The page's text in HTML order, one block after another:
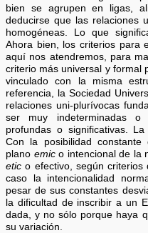
bien se agrupen en ligas,
deducirse que las relaciones
homogéneas. Lo que
Ahora bien, los criterios para
aquí nos atendremos, para
criterio más universal y formal
vinculado con la misma
referencia, la Sociedad
relaciones uni-plurívocas
ser muy indeterminadas
profundas o significativas.
Con la posibilidad
plano emico intencional de la
etic o efectivo, según criterios
caso la intencionalidad
pesar de sus constantes
la dificultad de inscribir a un
dada, y no sólo porque haya
su variación.